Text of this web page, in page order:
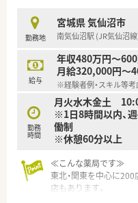
ない方が多く在籍してい
■落ち着いた雰囲気の
考える薬剤師の方に適
勤務地
宮城県 気仙沼市
南気仙沼駅 (JR気仙沼
給与
年収480万円～
月給320,000円～
※経験者例・スキル等考
勤務
時間
月火水木金土
※1日8時間以内、
働制
※休憩60分以上
≪こんな薬局です≫
東北・関東を中心に
店もあります。